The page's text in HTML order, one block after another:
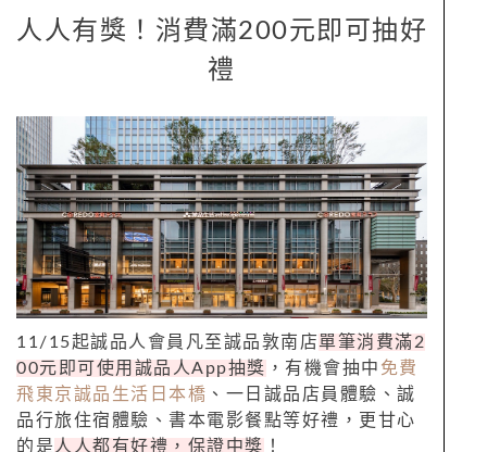
人人有獎！消費滿200元即可抽好
禮
11/15起誠品人會員凡至誠品敦南店單筆消費滿2
00元即可使用誠品人App抽獎 ，有機會抽中 免費
飛東京誠品生活日本橋 、一日誠品店員體驗、誠
品行旅住宿體驗、書本電影餐點等好禮，更甘心
的是 人人都有好禮，保證中獎 ！